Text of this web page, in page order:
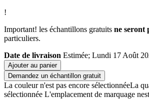
!
Important! les échantillons gratuits ne seront
particuliers.
Date de livraison Estimée; Lundi 17 Août
Ajouter au panier
Demandez un échantillon gratuit
La couleur n'est pas encore sélectionnéeLa
sélectionnée L'emplacement de marquage